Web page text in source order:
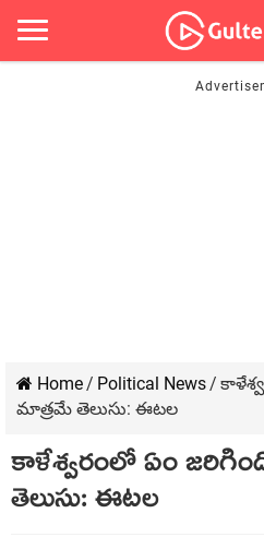
Home/ Political News/
మాత్ర‌మే తెలుసు: ఈట‌ల‌
కాళేశ్వ‌రంలో ఏం
తెలుసు: ఈట‌ల‌